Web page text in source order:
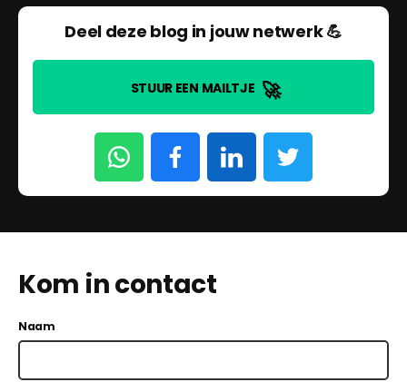
Deel deze blog in jouw netwerk 💪
STUUR EEN MAILTJE 🚀
Kom in contact
Naam